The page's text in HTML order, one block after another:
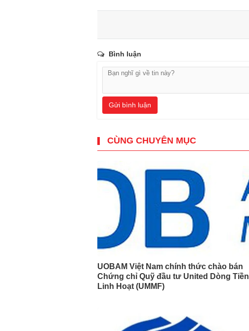
Bình luận
Gửi bình luận
CÙNG CHUYÊN MỤC
UOBAM Việt Nam chính thức chào bán
Chứng chỉ Quỹ đầu tư United Dòng Tiền
Linh Hoạt (UMMF)